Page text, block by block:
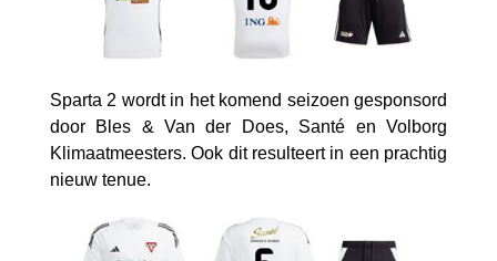
Sparta 2 wordt in het komend seizoen gesponsord
door Bles & Van der Does, Santé en Volborg
Klimaatmeesters. Ook dit resulteert in een prachtig
nieuw tenue.